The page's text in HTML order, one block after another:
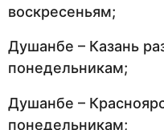
воскресеньям;
Душанбе – Казань
понедельникам;
Душанбе –
понедельникам;